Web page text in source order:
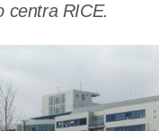
centra RICE.